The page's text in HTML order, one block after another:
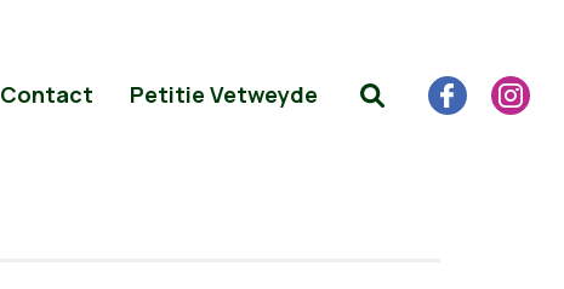
Contact Petitie Vetweyde